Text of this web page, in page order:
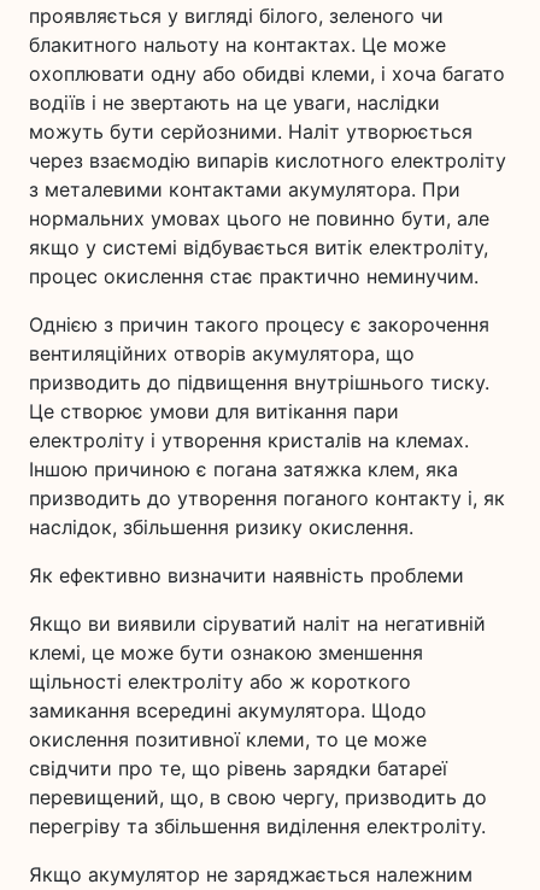
проявляється у вигляді білого, зеленого чи
блакитного нальоту на контактах. Це може
охоплювати одну або обидві клеми, і хоча багато
водіїв і не звертають на це уваги, наслідки
можуть бути серйозними. Наліт утворюється
через взаємодію випарів кислотного електроліту
з металевими контактами акумулятора. При
нормальних умовах цього не повинно бути, але
якщо у системі відбувається витік електроліту,
процес окислення стає практично неминучим.
Однією з причин такого процесу є закорочення
вентиляційних отворів акумулятора, що
призводить до підвищення внутрішнього тиску.
Це створює умови для витікання пари
електроліту і утворення кристалів на клемах.
Іншою причиною є погана затяжка клем, яка
призводить до утворення поганого контакту і, як
наслідок, збільшення ризику окислення.
Як ефективно визначити наявність проблеми
Якщо ви виявили сіруватий наліт на негативній
клемі, це може бути ознакою зменшення
щільності електроліту або ж короткого
замикання всередині акумулятора. Щодо
окислення позитивної клеми, то це може
свідчити про те, що рівень зарядки батареї
перевищений, що, в свою чергу, призводить до
перегріву та збільшення виділення електроліту.
Якщо акумулятор не заряджається належним